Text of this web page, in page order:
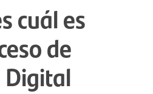
cuál es
de